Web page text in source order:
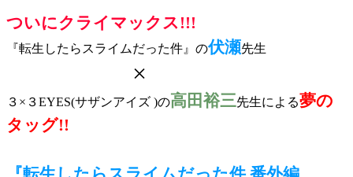
ついにクライマックス!!!
『転生したらスライムだった件』の伏瀬先生
×
３×３EYES(サザンアイズ )の高田裕三先生による夢の
タッグ!!